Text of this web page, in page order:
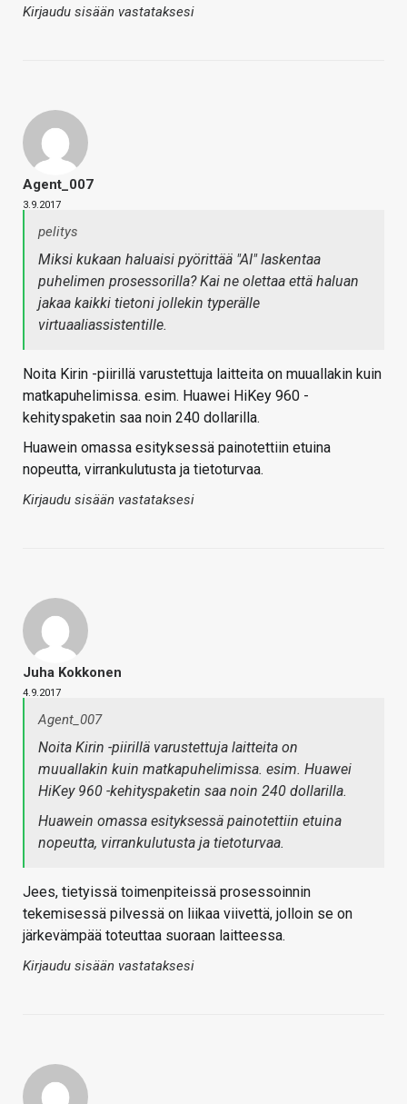
Kirjaudu sisään vastataksesi
Agent_007
3.9.2017
pelitys
Miksi kukaan haluaisi pyörittää "AI" laskentaa
puhelimen prosessorilla? Kai ne olettaa että haluan
jakaa kaikki tietoni jollekin typerälle
virtuaaliassistentille.
Noita Kirin -piirillä varustettuja laitteita on muuallakin kuin
matkapuhelimissa. esim. Huawei HiKey 960 -
kehityspaketin saa noin 240 dollarilla.
Huawein omassa esityksessä painotettiin etuina
nopeutta, virrankulutusta ja tietoturvaa.
Kirjaudu sisään vastataksesi
Juha Kokkonen
4.9.2017
Agent_007
Noita Kirin -piirillä varustettuja laitteita on
muuallakin kuin matkapuhelimissa. esim. Huawei
HiKey 960 -kehityspaketin saa noin 240 dollarilla.
Huawein omassa esityksessä painotettiin etuina
nopeutta, virrankulutusta ja tietoturvaa.
Jees, tietyissä toimenpiteissä prosessoinnin
tekemisessä pilvessä on liikaa viivettä, jolloin se on
järkevämpää toteuttaa suoraan laitteessa.
Kirjaudu sisään vastataksesi